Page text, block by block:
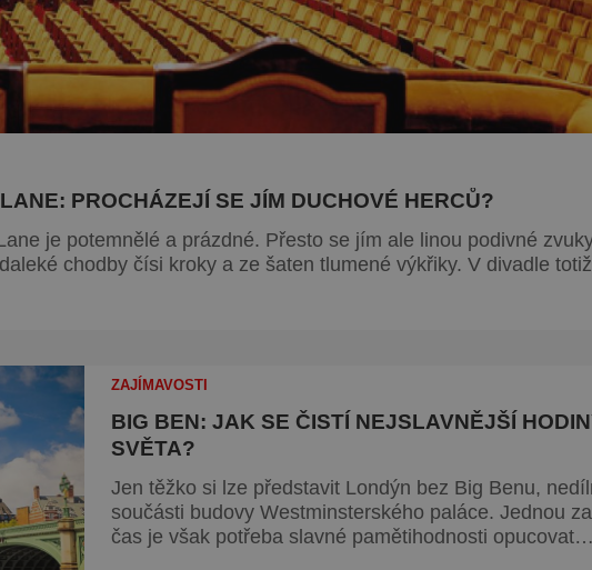
PROCHÁZEJÍ SE JÍM DUCHOVÉ HERCŮ?
je potemnělé a prázdné. Přesto se jím ale linou podivné
chodby čísi kroky a ze šaten tlumené výkřiky. V divadle totiž
ZAJÍMAVOSTI
BIG BEN: JAK SE ČISTÍ NEJSLAVNĚJŠÍ
SVĚTA?
Jen těžko si lze představit Londýn bez Big Benu,
součásti budovy Westminsterského paláce. Jednou za
čas je však potřeba slavné pamětihodnosti opucovat